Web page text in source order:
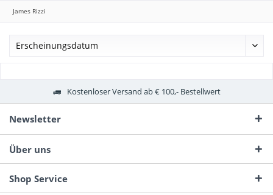
James Rizzi
Kostenloser Versand ab € 100,- Bestellwert
Newsletter
Über uns
Shop Service